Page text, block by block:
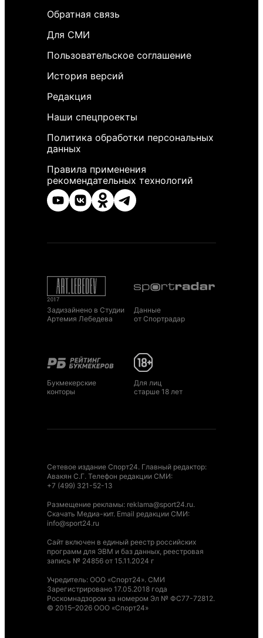
Обратная связь
Для СМИ
Пользовательское соглашение
История версий
Редакция
Наши спецпроекты
Политика обработки персональных
данных
Правила применения
рекомендательных технологий
Задизайнено в Студии
Артемия Лебедева
Данные
от Спортрадар
Букмекерские
конторы
Для лиц
старше 18 лет
Сетевое издание Спорт24. Главный редактор:
Авакян С.Г. Телефон редакции СМИ:
+7 (499) 321-52-13
Размещение рекламы: reklama@sport24.ru.
Скачать Медиа-кит. Email редакции СМИ:
info@sport24.ru
Сайт включен в единый реестр российских
программ для ЭВМ и баз данных, реестровая
запись № 24856 от 15.11.2024 г
Учредитель: ООО «Спорт24». СМИ
Зарегистрировано 17.05.2018 года
Роскомнадзором за номером Эл № ФС77-72812.
© 2015–2026 ООО «Спорт24»